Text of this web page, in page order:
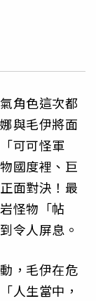
角色這次都
與毛伊將面
可可怪軍
國度裡、巨
面對決！最
怪物「帖
令人屏息。
，毛伊在危
人生當中，